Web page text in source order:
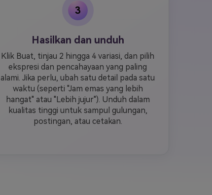
3
Hasilkan dan unduh
Klik Buat, tinjau 2 hingga 4 variasi, dan pilih
ekspresi dan pencahayaan yang paling
alami. Jika perlu, ubah satu detail pada satu
waktu (seperti "Jam emas yang lebih
hangat" atau "Lebih jujur"). Unduh dalam
kualitas tinggi untuk sampul gulungan,
postingan, atau cetakan.